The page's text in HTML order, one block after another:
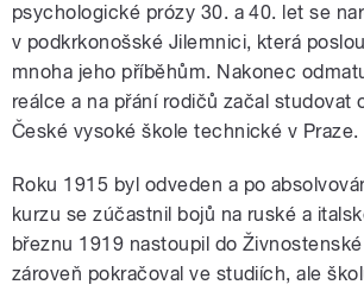
psychologické prózy 30. a 40. let se
v podkrkonošské Jilemnici, která
mnoha jeho příběhům. Nakonec
reálce a na přání rodičů začal studovat
České vysoké škole technické v Praze.
Roku 1915 byl odveden a po
kurzu se zúčastnil bojů na ruské a
březnu 1919 nastoupil do
zároveň pokračoval ve studiích, ale